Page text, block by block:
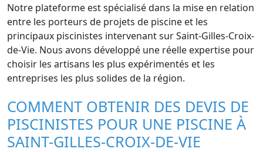
Notre plateforme est spécialisé dans la mise en relation
entre les porteurs de projets de piscine et les
principaux piscinistes intervenant sur Saint-Gilles-Croix-
de-Vie. Nous avons développé une réelle expertise pour
choisir les artisans les plus expérimentés et les
entreprises les plus solides de la région.
COMMENT OBTENIR DES DEVIS DE
PISCINISTES POUR UNE PISCINE À
SAINT-GILLES-CROIX-DE-VIE